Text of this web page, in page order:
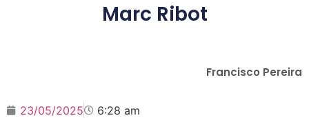
Marc Ribot
Francisco Pereira
23/05/2025 6:28 am